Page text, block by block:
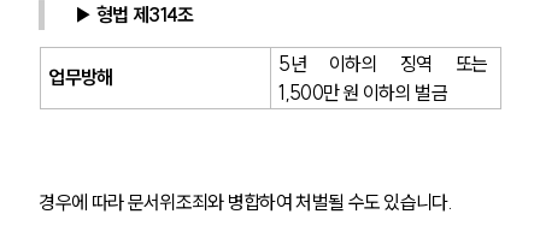
▶ 형법 제314조
업무방해
5년 이하의 징역 또는
1,500만 원 이하의 벌금
경우에 따라 문서위조죄와 병합하여 처벌될 수도 있습니다.